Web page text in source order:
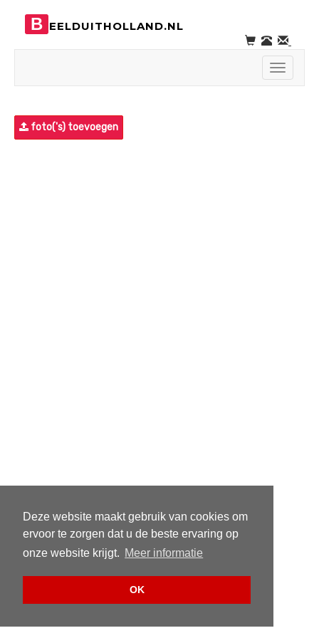
Deze website maakt gebruik van cookies om
ervoor te zorgen dat u de beste ervaring op
onze website krijgt. Meer informatie
OK
B EELDUITHOLLAND.NL
Toggle
foto('s) toevoegen